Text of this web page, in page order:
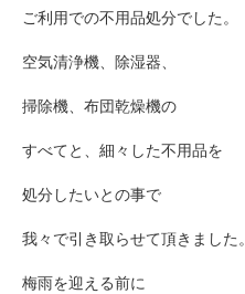
ご利用での不用品処分でした。
空気清浄機、除湿器、
掃除機、布団乾燥機の
すべてと、細々した不用品を
処分したいとの事で
我々で引き取らせて頂きました。
梅雨を迎える前に